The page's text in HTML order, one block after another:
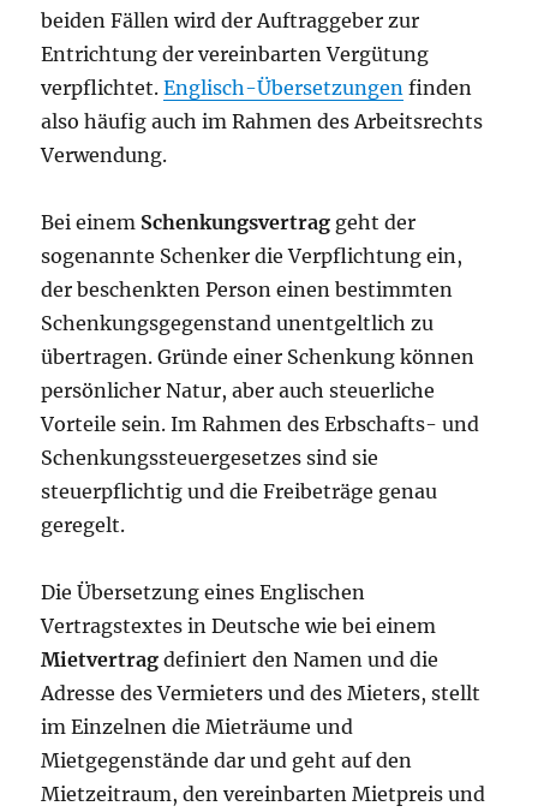
beiden Fällen wird der Auftraggeber zur
Entrichtung der vereinbarten Vergütung
verpflichtet.Englisch-Übersetzungen finden
also häufig auch im Rahmen des Arbeitsrechts
Verwendung.
Bei einem Schenkungsvertrag geht der
sogenannte Schenker die Verpflichtung ein,
der beschenkten Person einen bestimmten
Schenkungsgegenstand unentgeltlich zu
übertragen. Gründe einer Schenkung können
persönlicher Natur, aber auch steuerliche
Vorteile sein. Im Rahmen des Erbschafts- und
Schenkungssteuergesetzes sind sie
steuerpflichtig und die Freibeträge genau
geregelt.
Die Übersetzung eines Englischen
Vertragstextes in Deutsche wie bei einem
Mietvertrag definiert den Namen und die
Adresse des Vermieters und des Mieters, stellt
im Einzelnen die Mieträume und
Mietgegenstände dar und geht auf den
Mietzeitraum, den vereinbarten Mietpreis und